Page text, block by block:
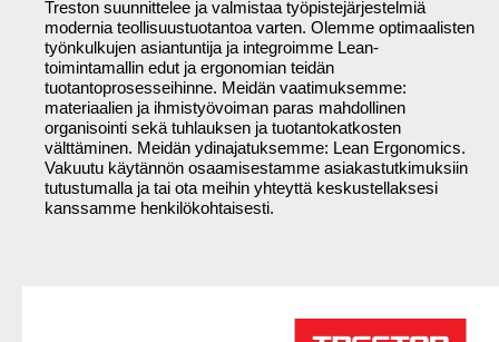
Treston suunnittelee ja valmistaa työpistejärjestelmiä
modernia teollisuustuotantoa varten. Olemme optimaalisten
työnkulkujen asiantuntija ja integroimme Lean-
toimintamallin edut ja ergonomian teidän
tuotantoprosesseihinne. Meidän vaatimuksemme:
materiaalien ja ihmistyövoiman paras mahdollinen
organisointi sekä tuhlauksen ja tuotantokatkosten
välttäminen. Meidän ydinajatuksemme: Lean Ergonomics.
Vakuutu käytännön osaamisestamme asiakastutkimuksiin
tutustumalla ja tai ota meihin yhteyttä keskustellaksesi
kanssamme henkilökohtaisesti.